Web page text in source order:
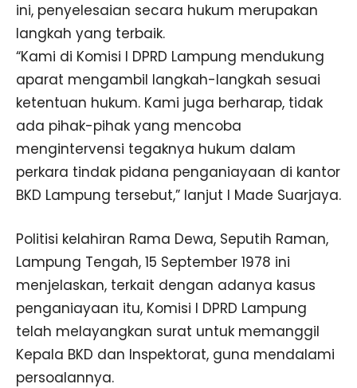
ini, penyelesaian secara hukum merupakan
langkah yang terbaik.
“Kami di Komisi I DPRD Lampung mendukung
aparat mengambil langkah-langkah sesuai
ketentuan hukum. Kami juga berharap, tidak
ada pihak-pihak yang mencoba
mengintervensi tegaknya hukum dalam
perkara tindak pidana penganiayaan di kantor
BKD Lampung tersebut,” lanjut I Made Suarjaya.
Politisi kelahiran Rama Dewa, Seputih Raman,
Lampung Tengah, 15 September 1978 ini
menjelaskan, terkait dengan adanya kasus
penganiayaan itu, Komisi I DPRD Lampung
telah melayangkan surat untuk memanggil
Kepala BKD dan Inspektorat, guna mendalami
persoalannya.